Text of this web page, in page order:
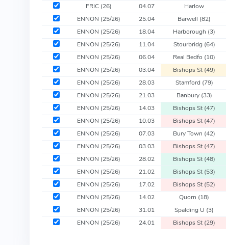
FRIC (26) 04.07 Harlow
ENNON (25/26) 25.04 Barwell (82)
ENNON (25/26) 18.04 Harborough (3)
ENNON (25/26) 11.04 Stourbridg (64)
ENNON (25/26) 06.04 Real Bedfo (10)
ENNON (25/26) 03.04 Bishops St (49)
ENNON (25/26) 28.03 Stamford (79)
ENNON (25/26) 21.03 Banbury (33)
ENNON (25/26) 14.03 Bishops St (47)
ENNON (25/26) 10.03 Bishops St (47)
ENNON (25/26) 07.03 Bury Town (42)
ENNON (25/26) 03.03 Bishops St (47)
ENNON (25/26) 28.02 Bishops St (48)
ENNON (25/26) 21.02 Bishops St (53)
ENNON (25/26) 17.02 Bishops St (52)
ENNON (25/26) 14.02 Quorn (18)
ENNON (25/26) 31.01 Spalding U (3)
ENNON (25/26) 24.01 Bishops St (29)